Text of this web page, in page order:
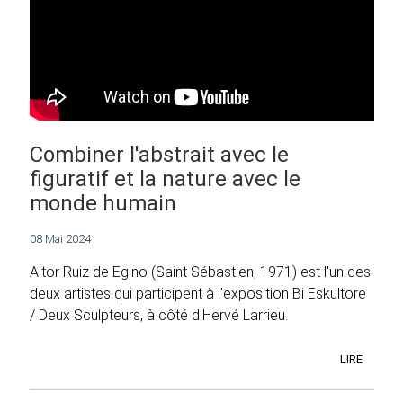
Combiner l'abstrait avec le
figuratif et la nature avec le
monde humain
08 Mai 2024
Aitor Ruiz de Egino (Saint Sébastien, 1971) est l'un des
deux artistes qui participent à l'exposition Bi Eskultore
/ Deux Sculpteurs, à côté d'Hervé Larrieu.
LIRE